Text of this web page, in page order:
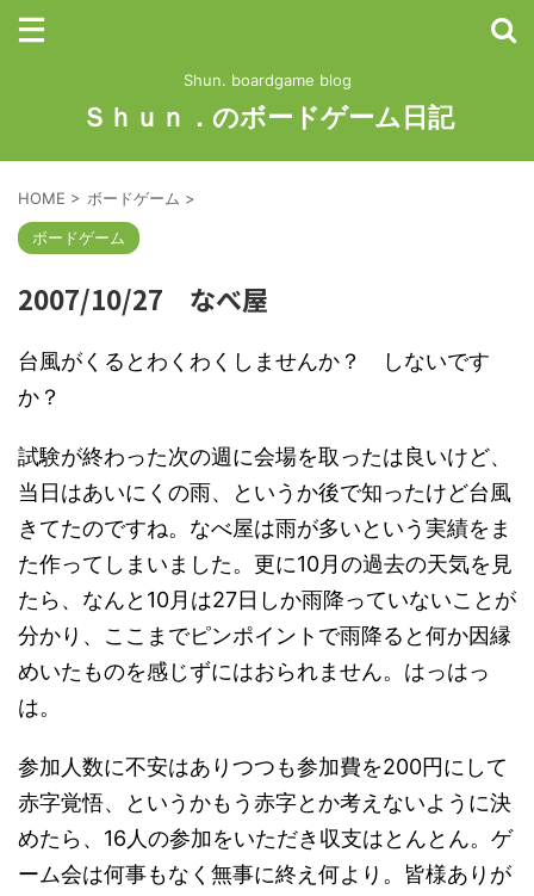
Shun. boardgame blog
Ｓｈｕｎ．のボードゲーム日記
HOME > ボードゲーム >
ボードゲーム
2007/10/27 なべ屋
台風がくるとわくわくしませんか？ しないです
か？
試験が終わった次の週に会場を取ったは良いけど、
当日はあいにくの雨、というか後で知ったけど台風
きてたのですね。なべ屋は雨が多いという実績をま
た作ってしまいました。更に10月の過去の天気を見
たら、なんと10月は27日しか雨降っていないことが
分かり、ここまでピンポイントで雨降ると何か因縁
めいたものを感じずにはおられません。はっはっ
は。
参加人数に不安はありつつも参加費を200円にして
赤字覚悟、というかもう赤字とか考えないように決
めたら、16人の参加をいただき収支はとんとん。ゲ
ーム会は何事もなく無事に終え何より。皆様ありが